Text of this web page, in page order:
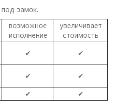
замок.
возможное
исполнение
увеличивает
стоимость
✔
✔
✔
✔
✔ ✔